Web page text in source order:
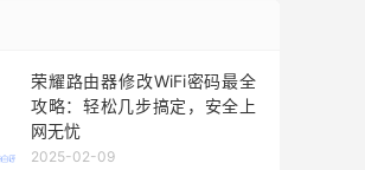
荣耀路由器修改WiFi密码最全
攻略：轻松几步搞定，安全上
网无忧
2025-02-09